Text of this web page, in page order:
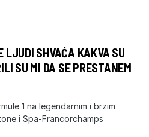
LJUDI SHVAĆA KAKVA SU
SU MI DA SE PRESTANEM
1 na legendarnim i brzim
i Spa-Francorchamps